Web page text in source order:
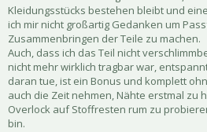
Kleidungsstücks bestehen bleibt und
ich mir nicht großartig Gedanken um
Zusammenbringen der Teile zu machen.
Auch, dass ich das Teil nicht
nicht mehr wirklich tragbar war,
daran tue, ist ein Bonus und komplett
auch die Zeit nehmen, Nähte erstmal zu
Overlock auf Stoffresten rum zu
bin.